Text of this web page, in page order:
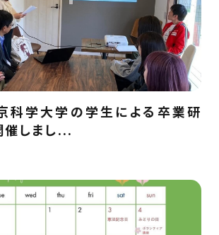
京科学大学の学生による卒業研
しまし...